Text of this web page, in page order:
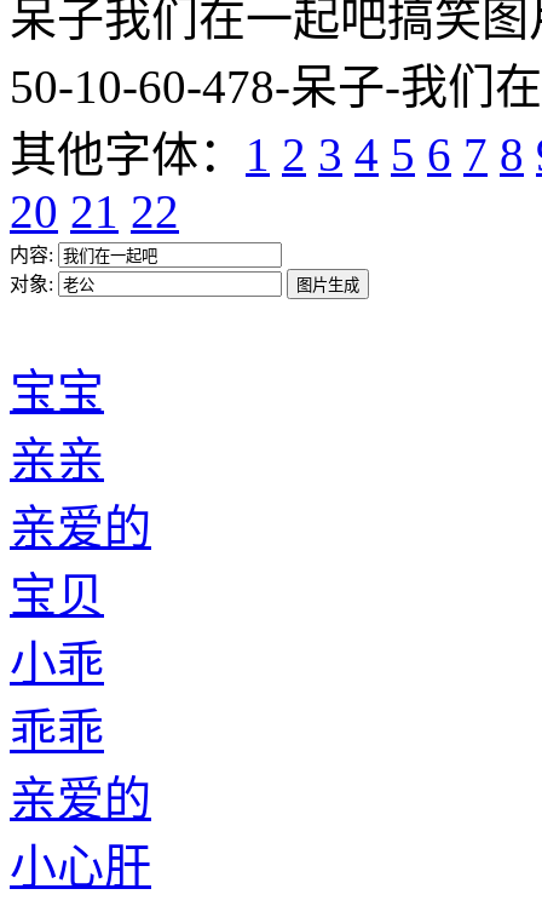
呆子我们在一起吧搞笑图
50-10-60-478-呆子-我们
其他字体： 1 2 3 4 5 6 7 8
20 21 22
内容:
对象:
宝宝
亲亲
亲爱的
宝贝
小乖
乖乖
亲爱的
小心肝